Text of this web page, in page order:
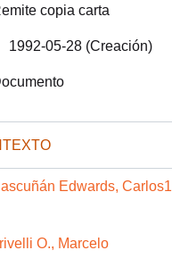
copia carta
1992-05-28 (Creación)
Edwards, Carlos1
O., Marcelo